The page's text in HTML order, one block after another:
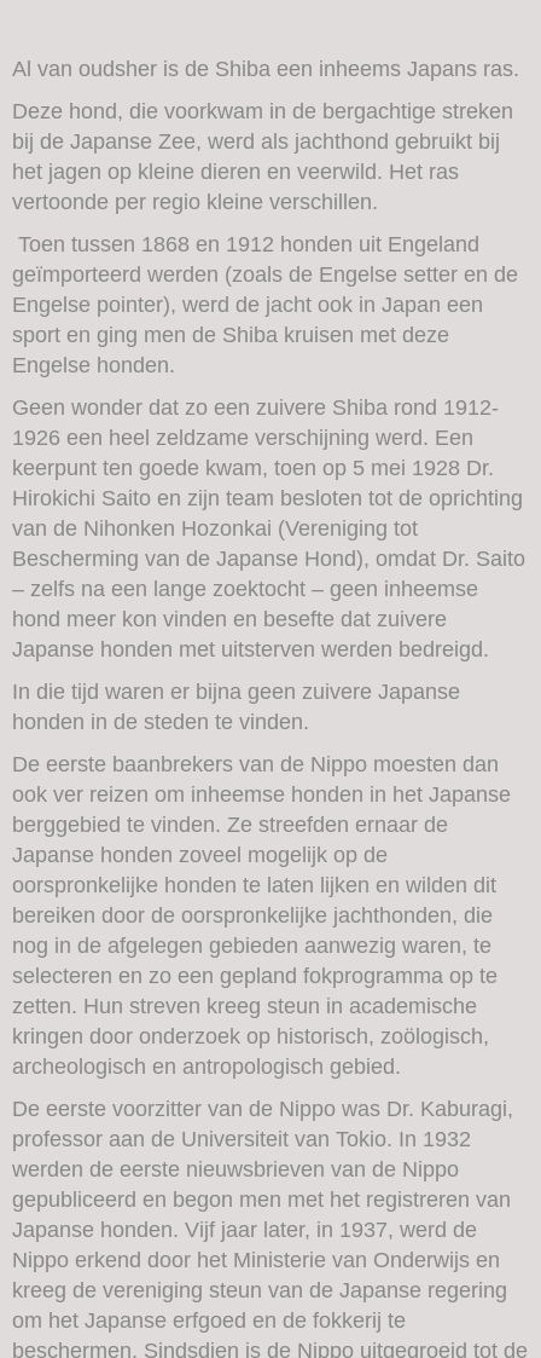
Al van oudsher is de Shiba een inheems Japans ras.
Deze hond, die voorkwam in de bergachtige streken
bij de Japanse Zee, werd als jachthond gebruikt bij
het jagen op kleine dieren en veerwild. Het ras
vertoonde per regio kleine verschillen.
Toen tussen 1868 en 1912 honden uit Engeland
geïmporteerd werden (zoals de Engelse setter en de
Engelse pointer), werd de jacht ook in Japan een
sport en ging men de Shiba kruisen met deze
Engelse honden.
Geen wonder dat zo een zuivere Shiba rond 1912-
1926 een heel zeldzame verschijning werd. Een
keerpunt ten goede kwam, toen op 5 mei 1928 Dr.
Hirokichi Saito en zijn team besloten tot de oprichting
van de Nihonken Hozonkai (Vereniging tot
Bescherming van de Japanse Hond), omdat Dr. Saito
– zelfs na een lange zoektocht – geen inheemse
hond meer kon vinden en besefte dat zuivere
Japanse honden met uitsterven werden bedreigd.
In die tijd waren er bijna geen zuivere Japanse
honden in de steden te vinden.
De eerste baanbrekers van de Nippo moesten dan
ook ver reizen om inheemse honden in het Japanse
berggebied te vinden. Ze streefden ernaar de
Japanse honden zoveel mogelijk op de
oorspronkelijke honden te laten lijken en wilden dit
bereiken door de oorspronkelijke jachthonden, die
nog in de afgelegen gebieden aanwezig waren, te
selecteren en zo een gepland fokprogramma op te
zetten. Hun streven kreeg steun in academische
kringen door onderzoek op historisch, zoölogisch,
archeologisch en antropologisch gebied.
De eerste voorzitter van de Nippo was Dr. Kaburagi,
professor aan de Universiteit van Tokio. In 1932
werden de eerste nieuwsbrieven van de Nippo
gepubliceerd en begon men met het registreren van
Japanse honden. Vijf jaar later, in 1937, werd de
Nippo erkend door het Ministerie van Onderwijs en
kreeg de vereniging steun van de Japanse regering
om het Japanse erfgoed en de fokkerij te
beschermen. Sindsdien is de Nippo uitgegroeid tot de